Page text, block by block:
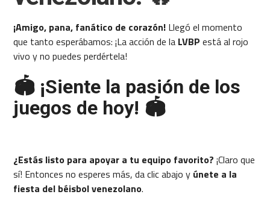
¡Amigo, pana, fanático de corazón!Llegó el momento
que tanto esperábamos: ¡La acción de la LVBP está al rojo
vivo y no puedes perdértela!
🏟️ ¡Siente la pasión de los
juegos de hoy! 🏟️
¿Estás listo para apoyar a tu equipo favorito? ¡Claro que
sí! Entonces no esperes más, da clic abajo y únete a la
fiesta del béisbol venezolano.